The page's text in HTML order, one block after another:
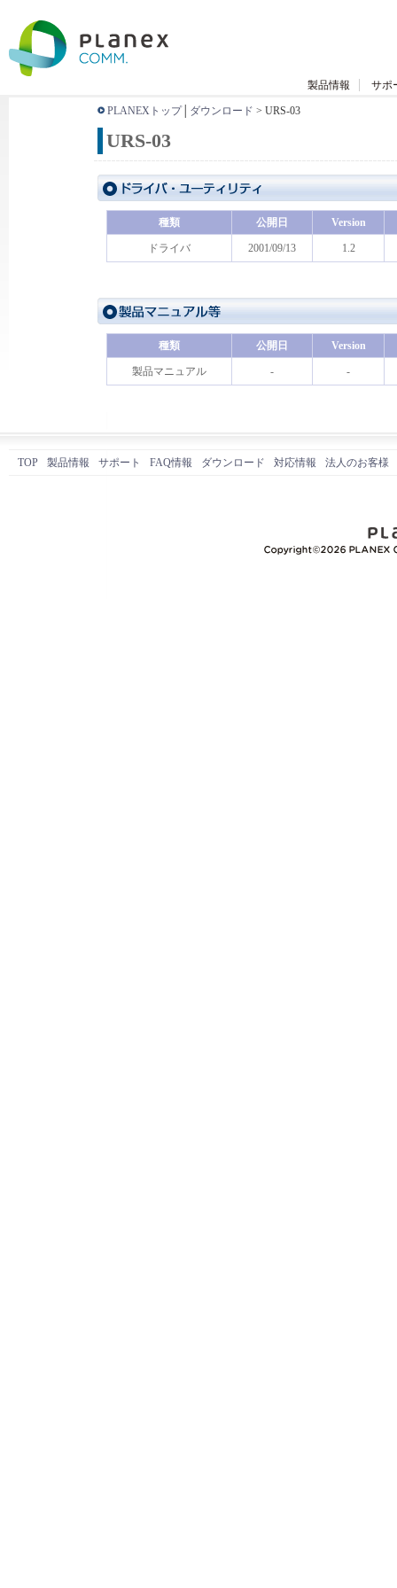
製品情報 サポ
PLANEXトップ│ ダウンロード > URS-03
URS-03
種類 公開日 Version
ドライバ 2001/09/13 1.2
種類 公開日 Version
製品マニュアル - -
TOP 製品情報 サポート FAQ情報 ダウンロード 対応情報 法人のお客様